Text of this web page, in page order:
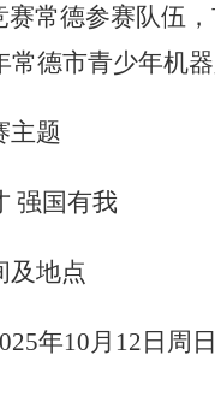
赛常德参赛队伍，
常德市青少年机器
主题
强国有我
及地点
年10月12日周